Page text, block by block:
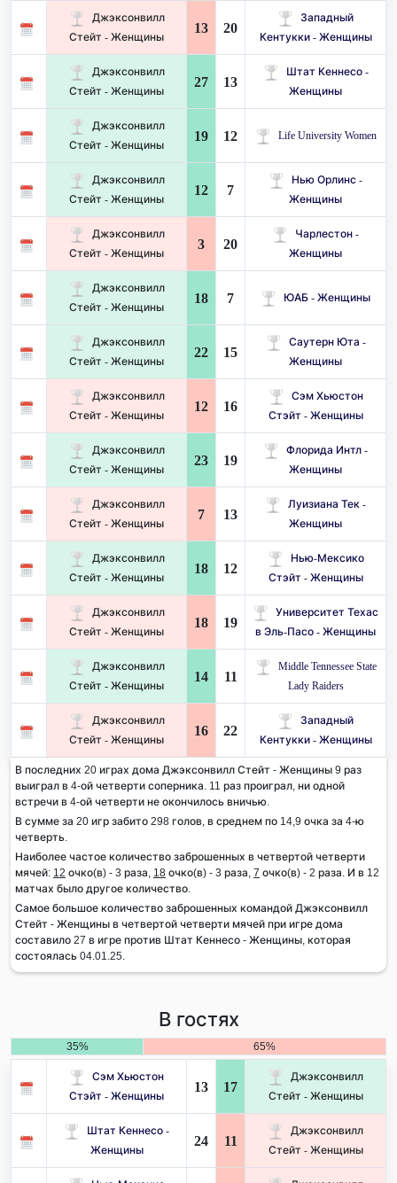
Джэксонвилл
Стейт - Женщины
13 20
Западный
Кентукки - Женщины
Джэксонвилл
Стейт - Женщины
27 13
Штат Кеннесо -
Женщины
Джэксонвилл
Стейт - Женщины
19 12 Life University Women
Джэксонвилл
Стейт - Женщины
12 7
Нью Орлинс -
Женщины
Джэксонвилл
Стейт - Женщины
3 20
Чарлестон -
Женщины
Джэксонвилл
Стейт - Женщины
18 7 ЮАБ - Женщины
Джэксонвилл
Стейт - Женщины
22 15
Саутерн Юта -
Женщины
Джэксонвилл
Стейт - Женщины
12 16
Сэм Хьюстон
Стэйт - Женщины
Джэксонвилл
Стейт - Женщины
23 19
Флорида Интл -
Женщины
Джэксонвилл
Стейт - Женщины
7 13
Луизиана Тек -
Женщины
Джэксонвилл
Стейт - Женщины
18 12
Нью-Мексико
Стэйт - Женщины
Джэксонвилл
Стейт - Женщины
18 19
Университет Техас
в Эль-Пасо - Женщины
Джэксонвилл
Стейт - Женщины
14 11
Middle Tennessee State
Lady Raiders
Джэксонвилл
Стейт - Женщины
16 22
Западный
Кентукки - Женщины
В последних 20 играх дома Джэксонвилл Стейт - Женщины 9 раз
выиграл в 4-ой четверти соперника. 11 раз проиграл, ни одной
встречи в 4-ой четверти не окончилось вничью.
В сумме за 20 игр забито 298 голов, в среднем по 14,9 очка за 4-ю
четверть.
Наиболее частое количество заброшенных в четвертой четверти
мячей: 12 очко(в) - 3 раза, 18 очко(в) - 3 раза, 7 очко(в) - 2 раза. И в 12
матчах было другое количество.
Самое большое количество заброшенных командой Джэксонвилл
Стейт - Женщины в четвертой четверти мячей при игре дома
составило 27 в игре против Штат Кеннесо - Женщины, которая
состоялась 04.01.25.
В гостях
35% 65%
Сэм Хьюстон
Стэйт - Женщины
13 17
Джэксонвилл
Стейт - Женщины
Штат Кеннесо -
Женщины
24 11
Джэксонвилл
Стейт - Женщины